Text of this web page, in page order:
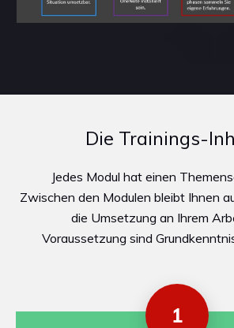
Die Trainings-
Jedes Modul hat einen
Zwischen den Modulen bleibt Ihnen
die Umsetzung an Ihrem
Voraussetzung sind
1